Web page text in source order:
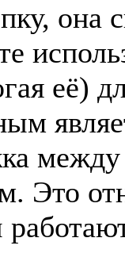
она
её)
Это